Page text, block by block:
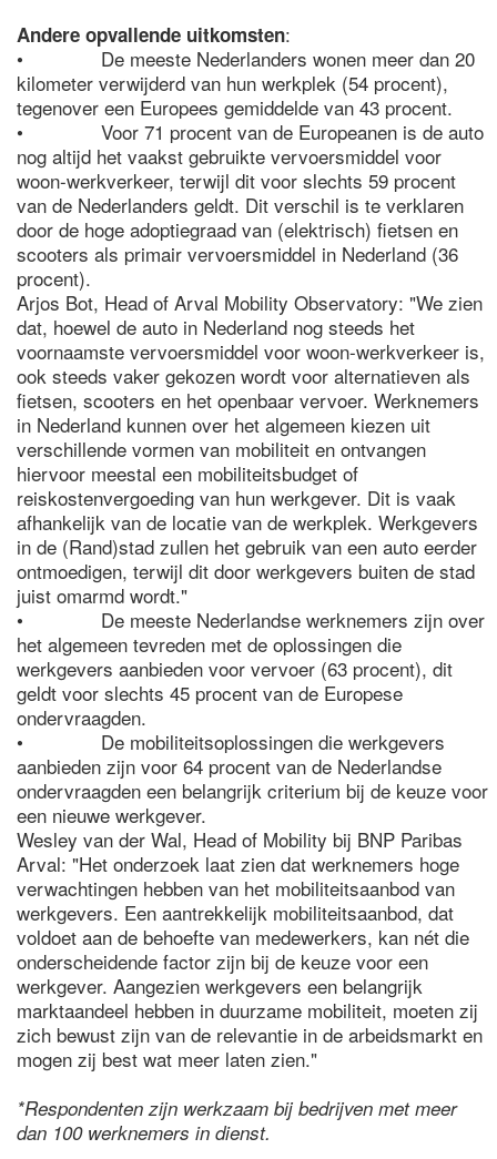
Andere opvallende uitkomsten:
• De meeste Nederlanders wonen meer dan 20
kilometer verwijderd van hun werkplek (54 procent),
tegenover een Europees gemiddelde van 43 procent.
• Voor 71 procent van de Europeanen is de auto
nog altijd het vaakst gebruikte vervoersmiddel voor
woon-werkverkeer, terwijl dit voor slechts 59 procent
van de Nederlanders geldt. Dit verschil is te verklaren
door de hoge adoptiegraad van (elektrisch) fietsen en
scooters als primair vervoersmiddel in Nederland (36
procent).
Arjos Bot, Head of Arval Mobility Observatory: "We zien
dat, hoewel de auto in Nederland nog steeds het
voornaamste vervoersmiddel voor woon-werkverkeer is,
ook steeds vaker gekozen wordt voor alternatieven als
fietsen, scooters en het openbaar vervoer. Werknemers
in Nederland kunnen over het algemeen kiezen uit
verschillende vormen van mobiliteit en ontvangen
hiervoor meestal een mobiliteitsbudget of
reiskostenvergoeding van hun werkgever. Dit is vaak
afhankelijk van de locatie van de werkplek. Werkgevers
in de (Rand)stad zullen het gebruik van een auto eerder
ontmoedigen, terwijl dit door werkgevers buiten de stad
juist omarmd wordt."
• De meeste Nederlandse werknemers zijn over
het algemeen tevreden met de oplossingen die
werkgevers aanbieden voor vervoer (63 procent), dit
geldt voor slechts 45 procent van de Europese
ondervraagden.
• De mobiliteitsoplossingen die werkgevers
aanbieden zijn voor 64 procent van de Nederlandse
ondervraagden een belangrijk criterium bij de keuze voor
een nieuwe werkgever.
Wesley van der Wal, Head of Mobility bij BNP Paribas
Arval: "Het onderzoek laat zien dat werknemers hoge
verwachtingen hebben van het mobiliteitsaanbod van
werkgevers. Een aantrekkelijk mobiliteitsaanbod, dat
voldoet aan de behoefte van medewerkers, kan nét die
onderscheidende factor zijn bij de keuze voor een
werkgever. Aangezien werkgevers een belangrijk
marktaandeel hebben in duurzame mobiliteit, moeten zij
zich bewust zijn van de relevantie in de arbeidsmarkt en
mogen zij best wat meer laten zien."
*Respondenten zijn werkzaam bij bedrijven met meer
dan 100 werknemers in dienst.